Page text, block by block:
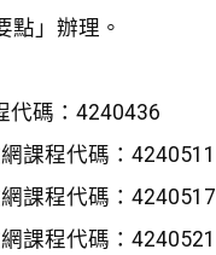
點」辦理。
代碼：4240436
課程代碼：4240511
課程代碼：4240517
課程代碼：4240521